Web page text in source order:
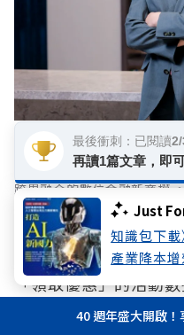
Just
知識包下
產業降本
玉山銀行信用卡暨支付金融
的「訂閱制」大膽導入金融
跨界融合的數位金融新商模
以今年7月的權益調
期、鳳凰旅遊等實體
「領取優惠」的活動
價套裝行程的需求強
40 週年盛大開啟
最後衝刺：已閱讀
再讀1篇文章，即